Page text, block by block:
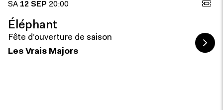
SA 12 SEP 20:00
Éléphant
Fête d’ouverture de saison
Les Vrais Majors